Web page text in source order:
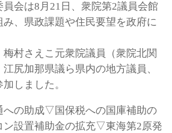
員会は8月21日、衆院第2議員会館
、県政課題や住民要望を政府に
村さえこ元衆院議員（衆院北関
尻加那県議ら県内の地方議員、
しました。
の助成▽国保税への国庫補助の
設置補助金の拡充▽東海第2原発